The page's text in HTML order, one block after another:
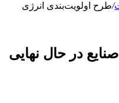
/طرح اولویت‌بندی انرژی
در حال نهایی